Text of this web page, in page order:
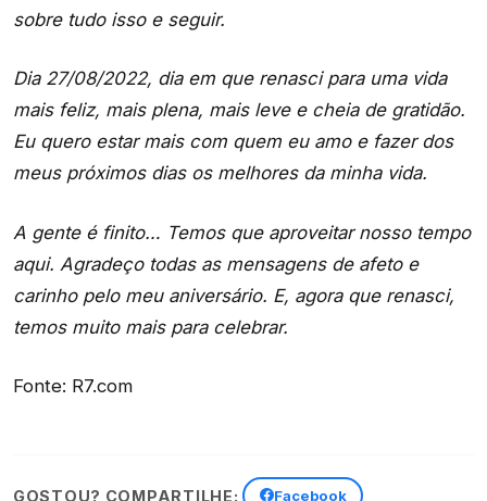
sobre tudo isso e seguir.
Dia 27/08/2022, dia em que renasci para uma vida
mais feliz, mais plena, mais leve e cheia de gratidão.
Eu quero estar mais com quem eu amo e fazer dos
meus próximos dias os melhores da minha vida.
A gente é finito… Temos que aproveitar nosso tempo
aqui. Agradeço todas as mensagens de afeto e
carinho pelo meu aniversário. E, agora que renasci,
temos muito mais para celebrar.
Fonte: R7.com
GOSTOU? COMPARTILHE: Facebook